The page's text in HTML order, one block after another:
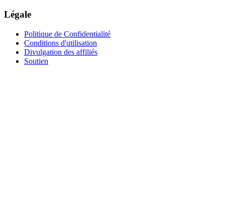
Légale
Politique de Confidentialité
Conditions d'utilisation
Divulgation des affiliés
Soutien